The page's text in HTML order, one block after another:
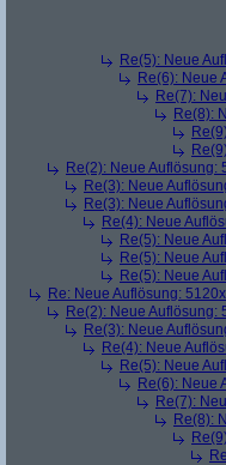
Re(5): Neue
Re(6): Neue
Re(7):
Re(8):
Re(2): Neue Auflösung:
Re(3): Neue
Re(3): Neue
Re(4): Neue
Re(5): Neue
Re(5): Neue
Re(5): Neue
Re: Neue Auflösung:
Re(2): Neue Auflösung:
Re(3): Neue
Re(4): Neue
Re(5): Neue
Re(6): Neue
Re(7):
Re(8):